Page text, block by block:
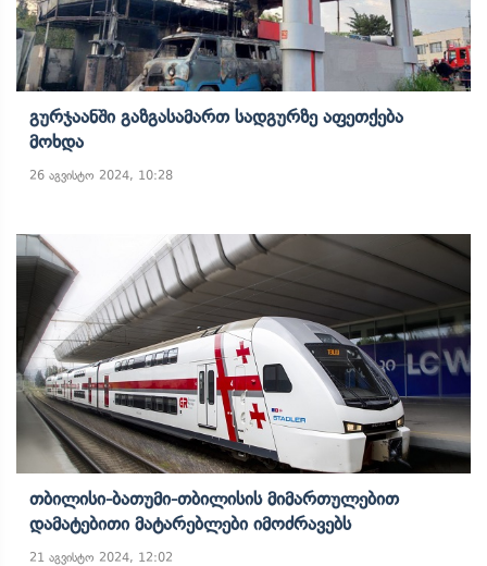
Გურჯაანში Გაზგასამართ Სადგურზე Აფეთქება
Მოხდა
26 აგვისტო 2024, 10:28
Თბილისი-Ბათუმი-Თბილისის Მიმართულებით
Დამატებითი Მატარებლები Იმოძრავებს
21 აგვისტო 2024, 12:02